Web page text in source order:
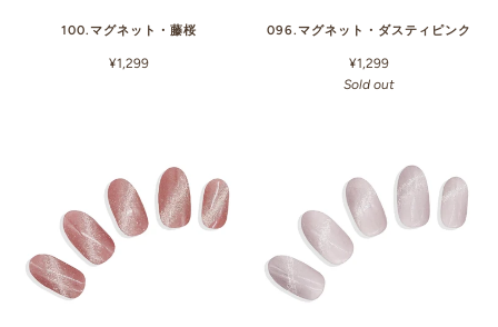
100.マグネット・藤桜
¥1,299
096.マグネット・ダスティピンク
¥1,299
Sold out